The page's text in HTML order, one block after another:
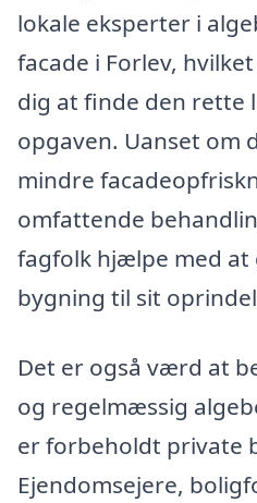
lokale eksperter i
facade i Forlev,
dig at finde den rette
opgaven. Uanset om
mindre
omfattende
fagfolk hjælpe med
bygning til sit
Det er også værd at
og regelmæssig
er forbeholdt private
Ejendomsejere,